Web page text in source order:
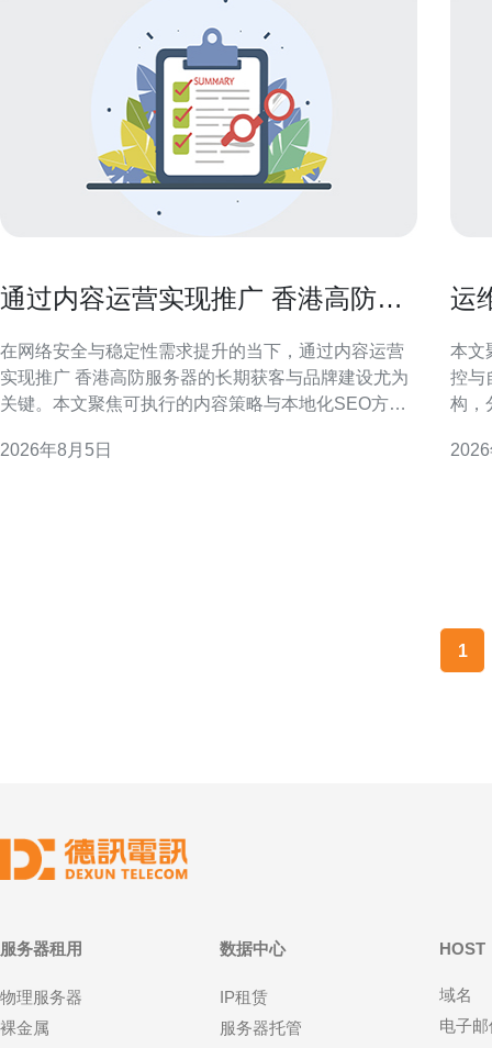
通过内容运营实现推广 香港高防服
在网络安全与稳定性需求提升的当下，通过内容运营
实现推广 香港高防服务器的长期获客与品牌建设尤为
关键。本文聚焦可执行的内容策略与本地化SEO方
标用户：明确香港高防服务器的核心受众 首先要对目
2026年8月5日
运
本文
控与
构，
8C部署特点 香港站
1
服务器租用
物理服务器
裸金属
数据中心
IP租赁
服务器托管
HOST
域名
电子